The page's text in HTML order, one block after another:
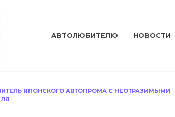
АВТОЛЮБИТЕЛЮ НОВОСТИ
ЯПОНСКОГО АВТОПРОМА С НЕОТРАЗИМЫМИ